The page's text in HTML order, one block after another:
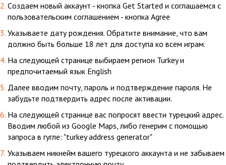
Cоздаем новый аккаунт - кнопка Get Started и соглашаемся с
пользовательским соглашением - кнопка Agree
Указываете дату рождения. Обратите внимание, что вам
должно быть больше 18 лет для доступа ко всем играм.
На следующей странице выбираем регион Turkey и
предпочитаемый язык English
Далее вводим почту, пароль и подтверждение пароля. Не
забудьте подтвердить адрес после активации.
На следующей странице вас попросят ввести турецкий адрес.
Вводим любой из Google Maps, либо генерим с помощью
запроса в гугле: "turkey address generator"
Указываем никнейм вашего турецкого аккаунта и не забываем